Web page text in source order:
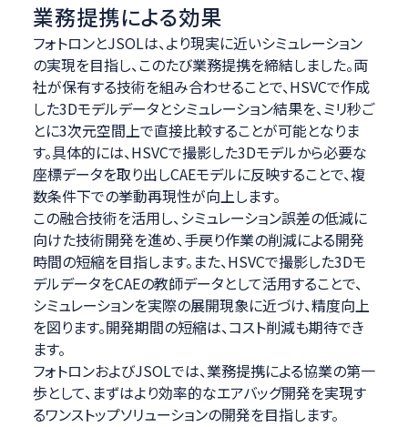
業務提携による効果
フォトロンとJSOLは、より現実に近いシミュレーション
の実現を目指し、このたび業務提携を締結しました。両
社が保有する技術を組み合わせることで、HSVCで作成
した3Dモデルデータとシミュレーション結果を、ミリ秒ご
とに3次元空間上で直接比較することが可能となりま
す。具体的には、HSVCで撮影した3Dモデルから必要な
座標データを取り出しCAEモデルに反映することで、複
数条件下での挙動再現性が向上します。
この融合技術を活用し、シミュレーション誤差の低減に
向けた技術開発を進め、手戻り作業の削減による開発
時間の短縮を目指します。また、HSVCで撮影した3Dモ
デルデータをCAEの教師データとして活用することで、
シミュレーションを実際の展開現象に近づけ、精度向上
を図ります。開発期間の短縮は、コスト削減も期待でき
ます。
フォトロンおよびJSOLでは、業務提携による協業の第一
歩として、まずはより効率的なエアバッグ開発を実現す
るワンストップソリューションの開発を目指します。